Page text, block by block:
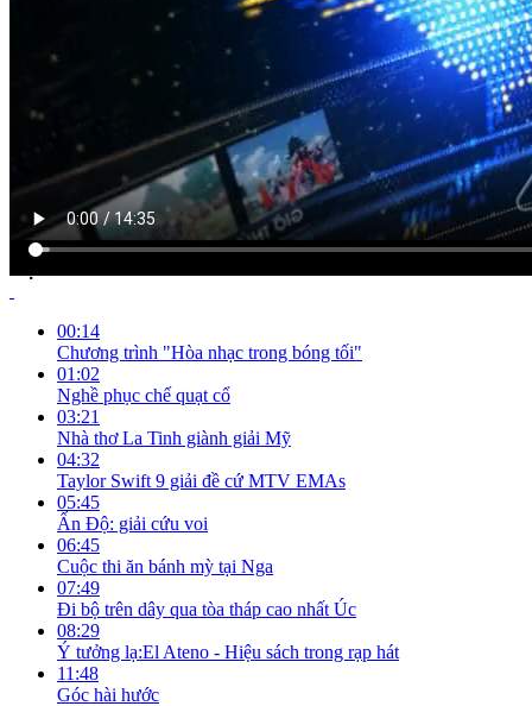
00:14
Chương trình "Hòa nhạc trong bóng tối"
01:02
Nghề phục chế quạt cổ
03:21
Nhà thơ La Tinh giành giải Mỹ
04:32
Taylor Swift 9 giải đề cứ MTV EMAs
05:45
Ấn Độ: giải cứu voi
06:45
Cuộc thi ăn bánh mỳ tại Nga
07:49
Đi bộ trên dây qua tòa tháp cao nhất Úc
08:29
Ý tưởng lạ:El Ateno - Hiệu sách trong rạp hát
11:48
Góc hài hước